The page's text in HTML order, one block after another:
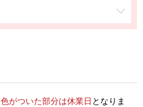
色がついた部分は休業日 となりま